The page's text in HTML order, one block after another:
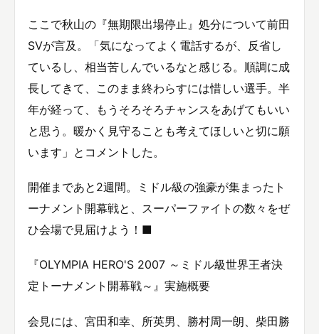
ここで秋山の『無期限出場停止』処分について前田
SVが言及。「気になってよく電話するが、反省し
ているし、相当苦しんでいるなと感じる。順調に成
長してきて、このまま終わらすには惜しい選手。半
年が経って、もうそろそろチャンスをあげてもいい
と思う。暖かく見守ることも考えてほしいと切に願
います」とコメントした。
開催まであと2週間。ミドル級の強豪が集まったト
ーナメント開幕戦と、スーパーファイトの数々をぜ
ひ会場で見届けよう！■
『OLYMPIA HERO'S 2007 ～ミドル級世界王者決
定トーナメント開幕戦～』実施概要
会見には、宮田和幸、所英男、勝村周一朗、柴田勝